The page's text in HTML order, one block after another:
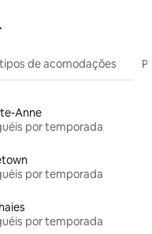
de acomodações
Anne
por temporada
por temporada
por temporada